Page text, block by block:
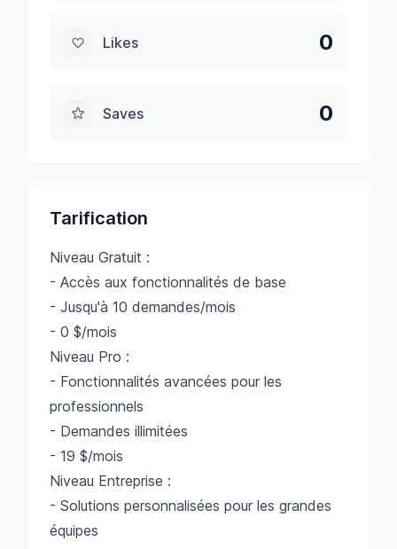
Likes 0
Saves 0
Tarification
Niveau Gratuit :
- Accès aux fonctionnalités de base
- Jusqu'à 10 demandes/mois
- 0 $/mois
Niveau Pro :
- Fonctionnalités avancées pour les
professionnels
- Demandes illimitées
- 19 $/mois
Niveau Entreprise :
- Solutions personnalisées pour les grandes
équipes